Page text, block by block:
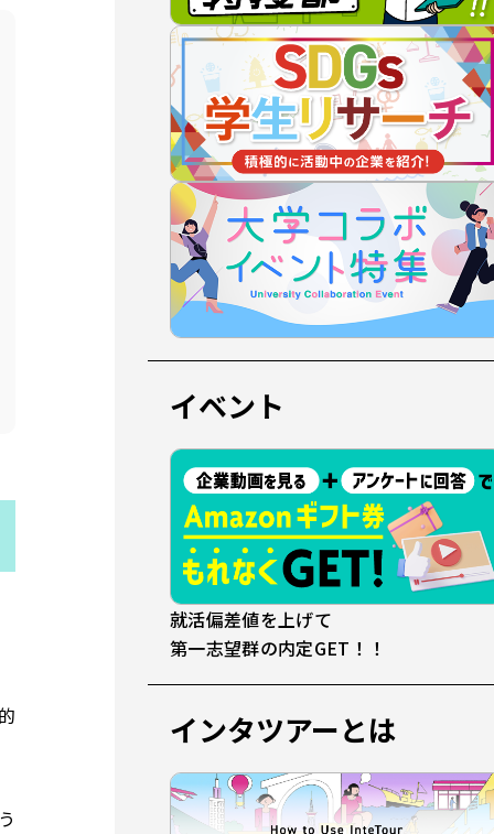
イベント
就活偏差値を上げて
第一志望群の内定GET！！
インタツアーとは